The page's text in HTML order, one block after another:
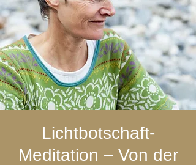
Lichtbotschaft-
Meditation – Von der